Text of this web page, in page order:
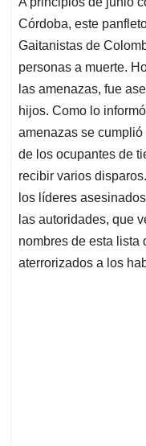
s
A
p
p
b
o
o
k
e
d
I
n
Córdoba, este
Gaitanistas de
personas a muerte.
las amenazas, fue
hijos. Como lo
amenazas se
de los ocupantes de
recibir varios
los líderes
las autoridades, que
nombres de esta lista
aterrorizados a los